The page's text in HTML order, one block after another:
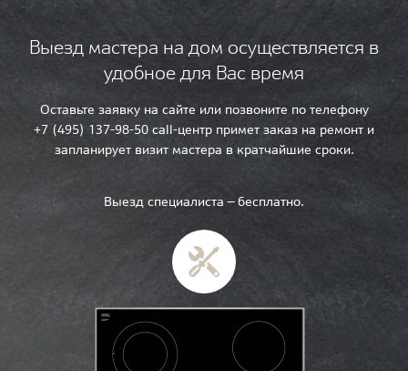
Выезд мастера на дом осуществляется в
удобное для Вас время
Оставьте заявку на сайте или позвоните по телефону
+7 (495) 137-98-50 call-центр примет заказ на ремонт и
запланирует визит мастера в кратчайшие сроки.
Выезд специалиста — бесплатно.